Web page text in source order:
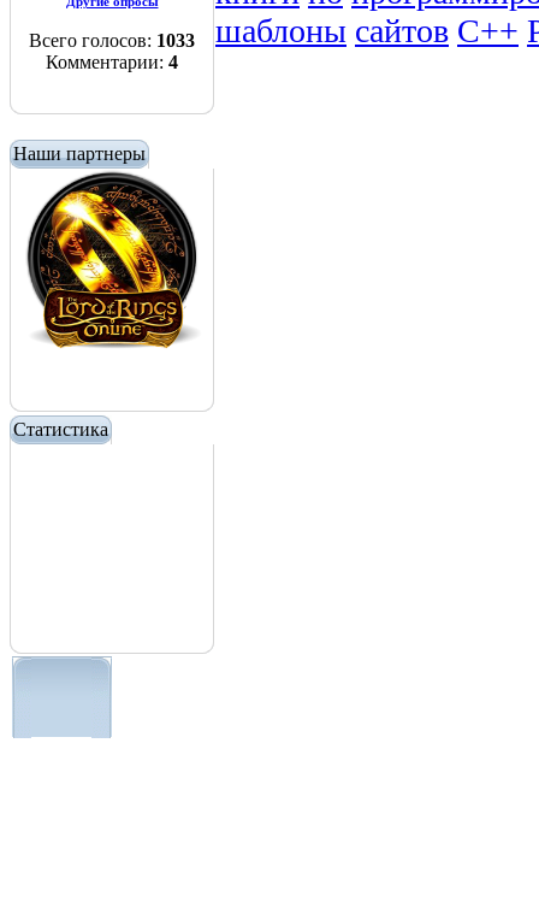
Всего голосов: 1033
Комментарии: 4
Наши партнеры
Статистика
шаблоны сайтов C++